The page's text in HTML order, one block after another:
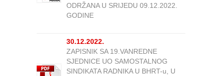
ODRŽANA U SRIJEDU 09.12.2022.
GODINE
30.12.2022.
ZAPISNIK SA 19.VANREDNE
SJEDNICE UO SAMOSTALNOG
SINDIKATA RADNIKA U BHRT-u, U